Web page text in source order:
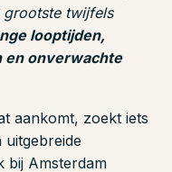
grootste twijfels
looptijden,
en onverwachte
aankomt, zoekt iets
uitgebreide
bij Amsterdam